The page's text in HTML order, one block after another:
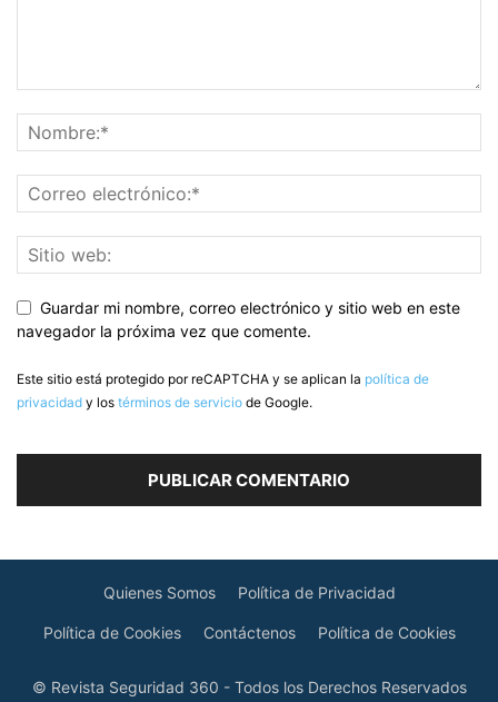
Guardar mi nombre, correo electrónico y sitio web en este
navegador la próxima vez que comente.
Este sitio está protegido por reCAPTCHA y se aplican la política de
privacidad y los términos de servicio de Google.
Quienes Somos Política de Privacidad
Política de Cookies Contáctenos Política de Cookies
© Revista Seguridad 360 - Todos los Derechos Reservados